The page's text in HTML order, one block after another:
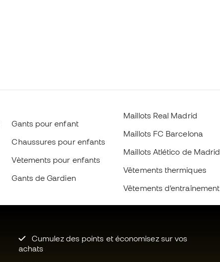
Gants pour enfant
Chaussures pour enfants
Vètements pour enfants
Gants de Gardien
Maillots Real Madrid
Maillots FC Barcelona
Maillots Atlético de Madrid
Vêtements thermiques
Vêtements d’entraînement
Cumulez des points et économisez sur vos
achats